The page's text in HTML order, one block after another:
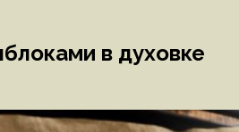
в духовке